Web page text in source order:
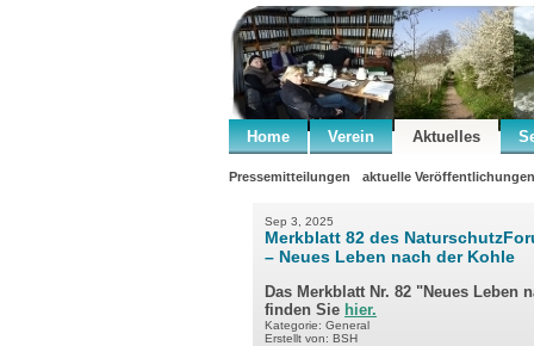
Home Verein Aktuelles
Pressemitteilungen aktuelle Veröffentlichungen
Sep 3, 2025
Merkblatt 82 des
– Neues Leben nach der Kohle
Das Merkblatt Nr. 82 "Neues Leben
finden Sie hier.
Kategorie: General
Erstellt von: BSH